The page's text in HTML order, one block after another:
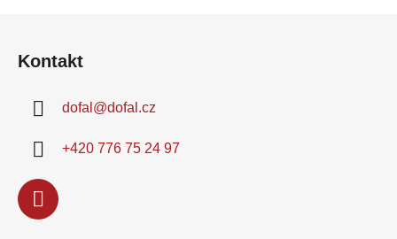
Kontakt
dofal @dofal.cz
+420 776 75 24 97